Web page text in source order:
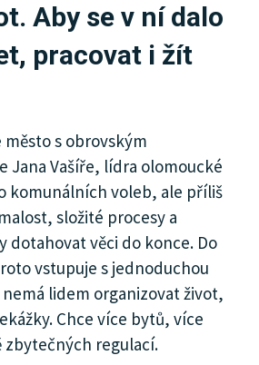
Aby se v ní dalo
pracovat i žít
s obrovským
Jana Vašíře, lídra olomoucké
komunálních voleb, ale příliš
složité procesy a
dotahovat věci do konce. Do
vstupuje s jednoduchou
lidem organizovat život,
Chce více bytů, více
regulací.